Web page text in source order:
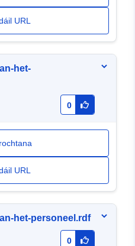
URL
het-
0
URL
het-personeel.rdf
0